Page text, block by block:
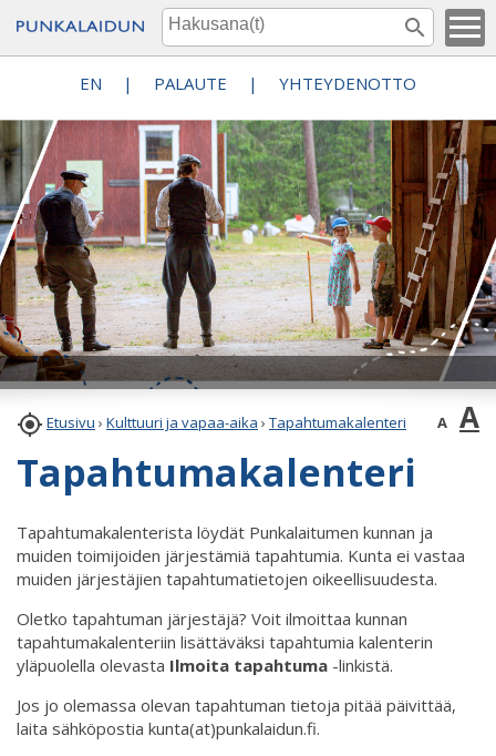
EN | PALAUTE | YHTEYDENOTTO
 Etusivu › Kulttuuri ja vapaa-aika › Tapahtumakalenteri A A
Tapahtumakalenteri
Tapahtumakalenterista löydät Punkalaitumen kunnan ja
muiden toimijoiden järjestämiä tapahtumia. Kunta ei vastaa
muiden järjestäjien tapahtumatietojen oikeellisuudesta.
Oletko tapahtuman järjestäjä? Voit ilmoittaa kunnan
tapahtumakalenteriin lisättäväksi tapahtumia kalenterin
yläpuolella olevasta Ilmoita tapahtuma -linkistä.
Jos jo olemassa olevan tapahtuman tietoja pitää päivittää,
laita sähköpostia kunta(at)punkalaidun.fi.